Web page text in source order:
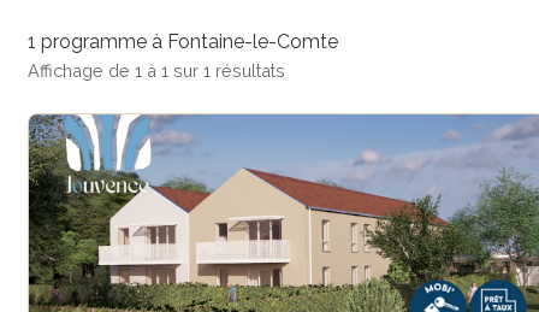
1 programme à Fontaine-le-Comte
Affichage de 1 à 1 sur 1 résultats